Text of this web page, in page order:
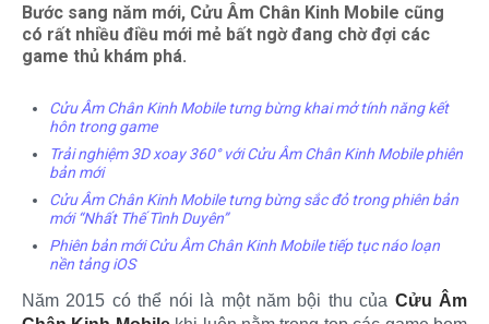
Bước sang năm mới, Cửu Âm Chân Kinh Mobile cũng
có rất nhiều điều mới mẻ bất ngờ đang chờ đợi các
game thủ khám phá.
Cửu Âm Chân Kinh Mobile tưng bừng khai mở tính năng kết
hôn trong game
Trải nghiệm 3D xoay 360° với Cửu Âm Chân Kinh Mobile phiên
bản mới
Cửu Âm Chân Kinh Mobile tưng bừng sắc đỏ trong phiên bản
mới “Nhất Thế Tình Duyên”
Phiên bản mới Cửu Âm Chân Kinh Mobile tiếp tục náo loạn
nền tảng iOS
Năm 2015 có thể nói là một năm bội thu của Cửu Âm